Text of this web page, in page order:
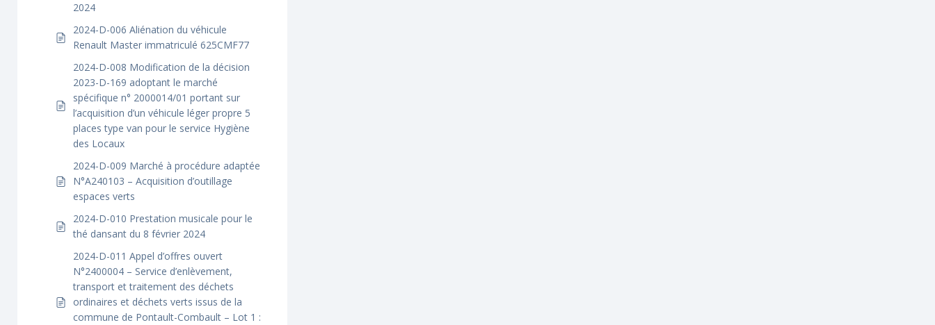
2024
2024-D-006 Aliénation du véhicule
Renault Master immatriculé 625CMF77
2024-D-008 Modification de la décision
2023-D-169 adoptant le marché
spécifique n° 2000014/01 portant sur
l’acquisition d’un véhicule léger propre 5
places type van pour le service Hygiène
des Locaux
2024-D-009 Marché à procédure adaptée
N°A240103 – Acquisition d’outillage
espaces verts
2024-D-010 Prestation musicale pour le
thé dansant du 8 février 2024
2024-D-011 Appel d’offres ouvert
N°2400004 – Service d’enlèvement,
transport et traitement des déchets
ordinaires et déchets verts issus de la
commune de Pontault-Combault – Lot 1 :